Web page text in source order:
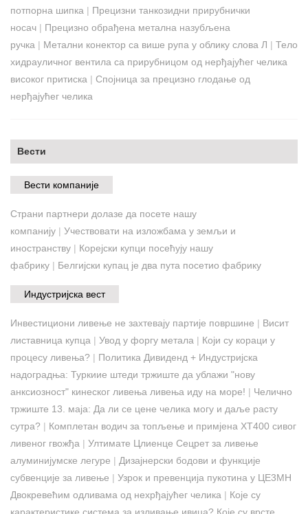
потпорна шипка | Прецизни танкозидни прирубнички
носач | Прецизно обрађена метална назубљена
ручка | Метални конектор са више рупа у облику слова Л | Тело
хидрауличног вентила са прирубницом од нерђајућег челика
високог притиска | Спојница за прецизно глодање од
нерђајућег челика
Вести
Вести компаније
Страни партнери долазе да посете нашу
компанију | Учествовати на изложбама у земљи и
иностранству | Корејски купци посећују нашу
фабрику | Белгијски купац је два пута посетио фабрику
Индустријска вест
Инвестициони ливење не захтевају партије површине | Висит
листавница купца | Увод у форгу метала | Који су кораци у
процесу ливења? | Политика Дивиденд + Индустријска
надоградња: Туркиие штеди тржиште да ублажи "нову
анксиозност" кинеског ливења ливења иду на море! | Челично
тржиште 13. маја: Да ли се цене челика могу и даље расту
сутра? | Комплетан водич за топљење и примјена ХТ400 сивог
ливеног гвожђа | Ултимате Цлиенце Сецрет за ливење
алуминијумске легуре | Дизајнерски бодови и функције
субвенције за ливење | Узрок и превенција пукотина у ЦЕ3МН
Двокревећим одливама од нехрђајућег челика | Које су